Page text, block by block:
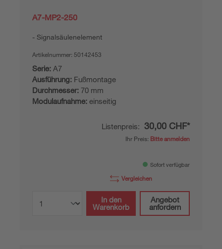
A7-MP2-250
Signalsäulenelement
Artikelnummer: 50142453
Serie: A7
Ausführung: Fußmontage
Durchmesser: 70 mm
Modulaufnahme: einseitig
Listenpreis: 30,00 CHF*
Ihr Preis: Bitte anmelden
Sofort verfügbar
Vergleichen
In den
Warenkorb
Angebot
anfordern